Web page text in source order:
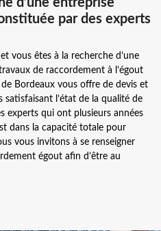
par des experts
vous êtes à la recherche d’une
de raccordement à l’égout
Bordeaux vous offre de devis et
l’état de la qualité de
experts qui ont plusieurs années
dans la capacité totale pour
vous invitons à se renseigner
égout afin d’être au